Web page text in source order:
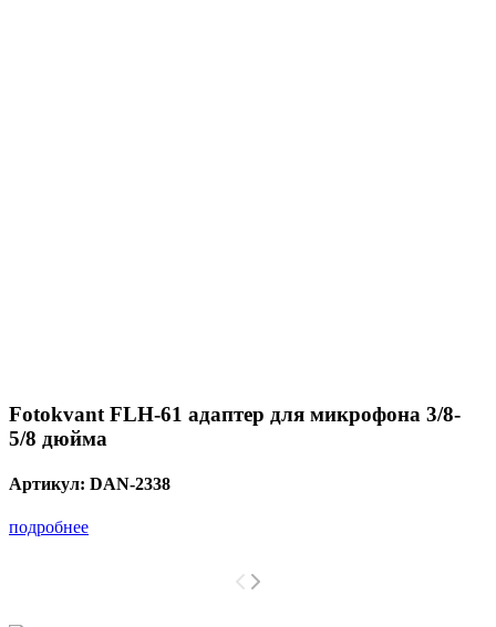
Fotokvant FLH-61 адаптер для микрофона 3/8-
5/8 дюйма
Артикул: DAN-2338
подробнее